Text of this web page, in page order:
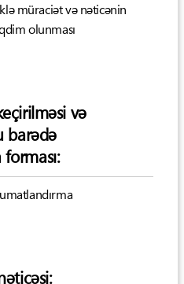
müraciət və nəticənin
olunması
və
barədə